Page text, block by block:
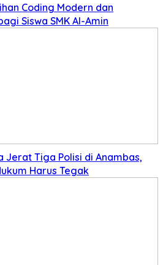
Coding Modern dan
Siswa SMK Al-Amin
Jerat Tiga Polisi di Anambas,
Harus Tegak